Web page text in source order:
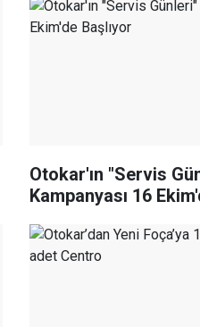
Otokar'ın "Servis
Kampanyası 16